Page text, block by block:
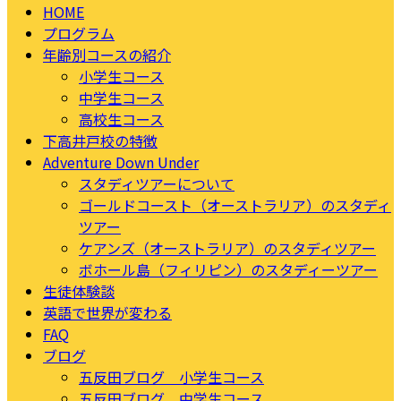
HOME
プログラム
年齢別コースの紹介
小学生コース
中学生コース
高校生コース
下高井戸校の特徴
Adventure Down Under
スタディツアーについて
ゴールドコースト（オーストラリア）のスタディ
ツアー
ケアンズ（オーストラリア）のスタディツアー
ボホール島（フィリピン）のスタディーツアー
生徒体験談
英語で世界が変わる
FAQ
ブログ
五反田ブログ 小学生コース